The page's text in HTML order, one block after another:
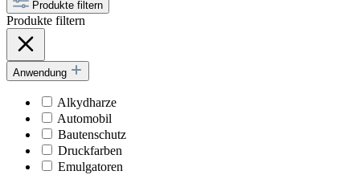
Produkte filtern
Produkte filtern
Anwendung
Alkydharze
Automobil
Bautenschutz
Druckfarben
Emulgatoren